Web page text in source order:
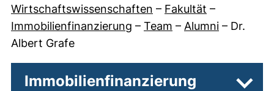
Wirtschaftswissenschaften – Fakultät –
Immobilienfinanzierung – Team – Alumni – Dr.
Albert Grafe
Immobilienfinanzierung